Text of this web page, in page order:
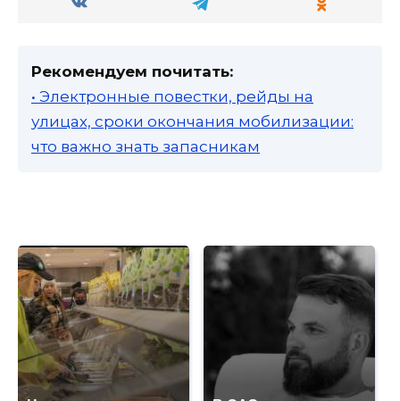
Рекомендуем почитать:
• Электронные повестки, рейды на
улицах, сроки окончания мобилизации:
что важно знать запасникам